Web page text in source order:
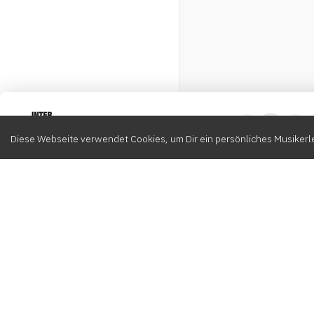
Diese Webseite verwendet Cookies, um Dir ein persönliches